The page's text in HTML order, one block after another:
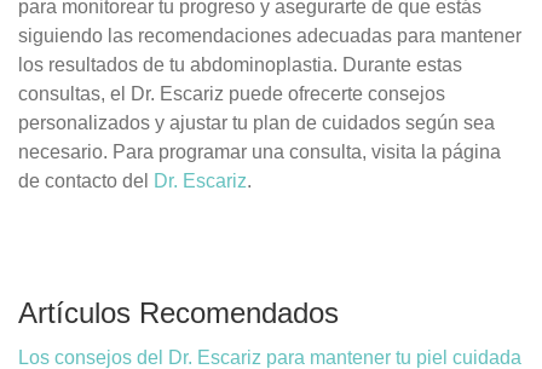
para monitorear tu progreso y asegurarte de que estás
siguiendo las recomendaciones adecuadas para mantener
los resultados de tu abdominoplastia. Durante estas
consultas, el Dr. Escariz puede ofrecerte consejos
personalizados y ajustar tu plan de cuidados según sea
necesario. Para programar una consulta, visita la página
de contacto del Dr. Escariz.
Artículos Recomendados
Los consejos del Dr. Escariz para mantener tu piel cuidada